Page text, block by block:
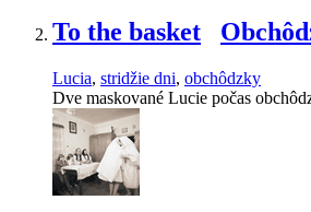
To the basket
Lucia, stridžie dni, obchôdzky
Dve maskované Lucie počas